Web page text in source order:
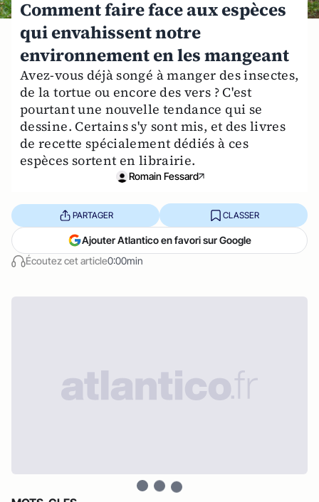
Comment faire face aux espèces
qui envahissent notre
environnement en les mangeant
Avez-vous déjà songé à manger des insectes,
de la tortue ou encore des vers ? C'est
pourtant une nouvelle tendance qui se
dessine. Certains s'y sont mis, et des livres
de recette spécialement dédiés à ces
espèces sortent en librairie.
Romain Fessard
Écoutez cet article0:00min
PARTAGER CLASSER
Ajouter Atlantico en favori sur Google